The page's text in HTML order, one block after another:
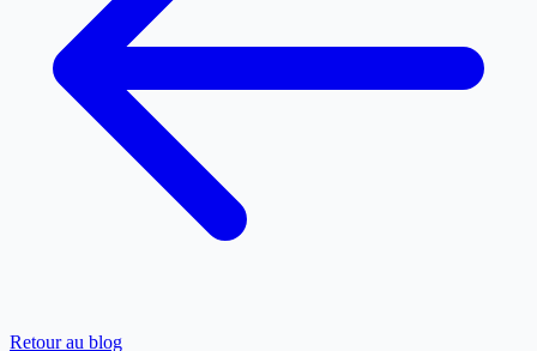
Retour au blog